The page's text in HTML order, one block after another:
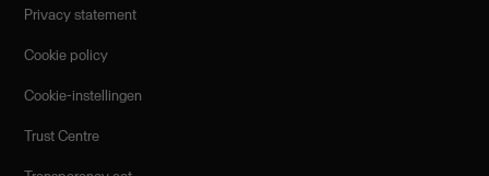
Privacy statement
Cookie policy
Cookie-instellingen
Trust Centre